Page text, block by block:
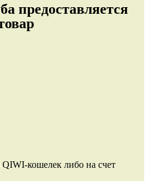
предоставляется
QIWI-кошелек либо на счет